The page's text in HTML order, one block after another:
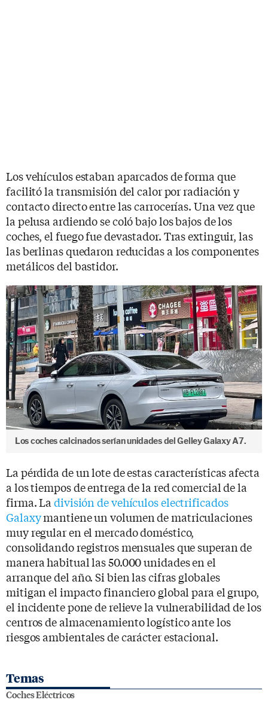
Los vehículos estaban aparcados de forma que
facilitó la transmisión del calor por radiación y
contacto directo entre las carrocerías. Una vez que
la pelusa ardiendo se coló bajo los bajos de los
coches, el fuego fue devastador. Tras extinguir, las
las berlinas quedaron reducidas a los componentes
metálicos del bastidor.
Los coches calcinados serían unidades del Gelley Galaxy A7.
La pérdida de un lote de estas características afecta
a los tiempos de entrega de la red comercial de la
firma. Ladivisión de vehículos electrificados
Galaxymantiene un volumen de matriculaciones
muy regular en el mercado doméstico,
consolidando registros mensuales que superan de
manera habitual las 50.000 unidades en el
arranque del año. Si bien las cifras globales
mitigan el impacto financiero global para el grupo,
el incidente pone de relieve la vulnerabilidad de los
centros de almacenamiento logístico ante los
riesgos ambientales de carácter estacional.
Temas
Coches Eléctricos